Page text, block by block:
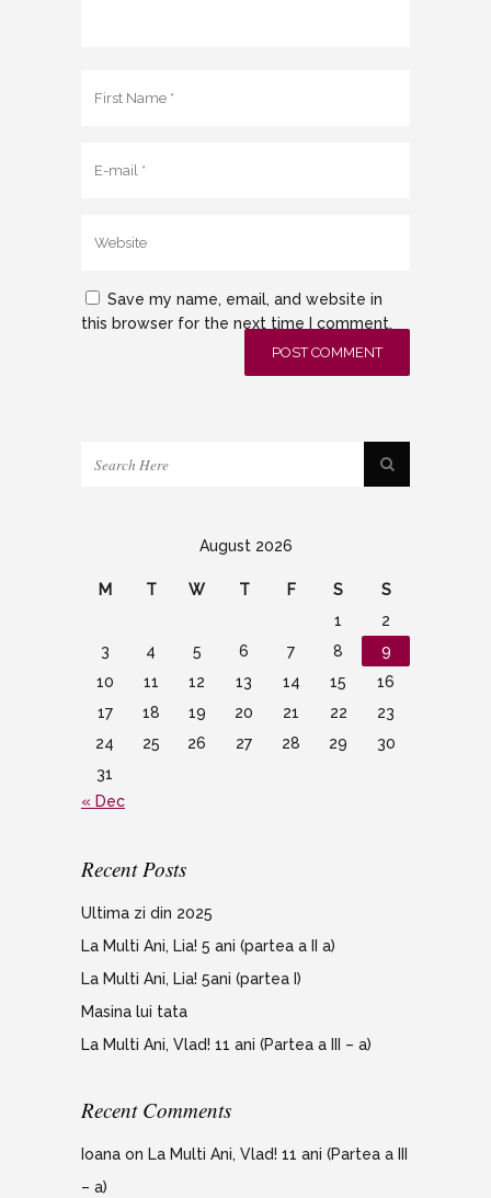
Save my name, email, and website in
this browser for the next time I comment.
August 2026
M T W T F S
S
1
2
3
4 5 6 7 8
9
10
11 12 13 14 15
16
17
18 19 20 21 22
23
24
25 26 27 28 29
30
31
« Dec
Recent Posts
Ultima zi din 2025
La Multi Ani, Lia! 5 ani (partea a II a)
La Multi Ani, Lia! 5ani (partea I)
Masina lui tata
La Multi Ani, Vlad! 11 ani (Partea a III – a)
Recent Comments
Ioana on La Multi Ani, Vlad! 11 ani (Partea a III
– a)